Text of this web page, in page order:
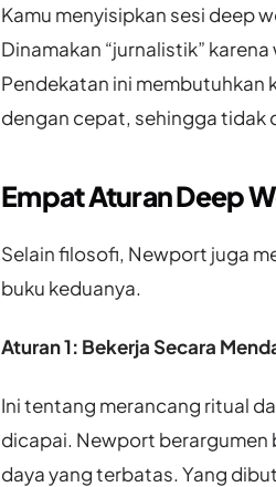
Kamu menyisipkan sesi deep
Dinamakan “jurnalistik”
Pendekatan ini membutuhkan
dengan cepat, sehingga tidak
Empat Aturan Deep
Selain filosofi, Newport juga
buku keduanya.
Aturan 1: Bekerja Secara
Ini tentang merancang ritual
dicapai. Newport berargumen
daya yang terbatas. Yang